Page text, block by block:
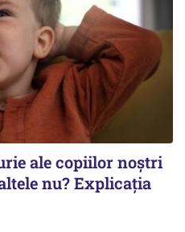
ale copiilor noștri
nu? Explicația